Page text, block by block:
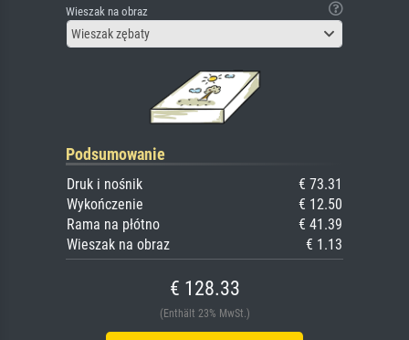
Wieszak na obraz
Wieszak zębaty
Podsumowanie
Druk i nośnik
€ 73.31
Wykończenie
€ 12.50
Rama na płótno
€ 41.39
Wieszak na obraz
€ 1.13
€ 128.33
(Enthält 23% MwSt.)